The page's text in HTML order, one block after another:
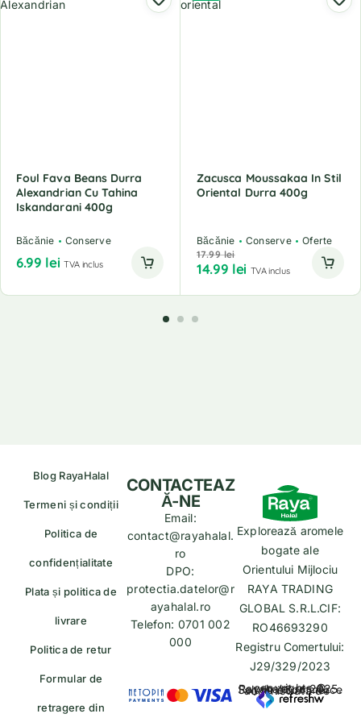
Foul Fava Beans Durra
Alexandrian Cu Tahina
Iskandarani 400g
Băcănie Conserve
6.99 lei TVA inclus
Zacusca Moussakaa In Stil
Oriental Durra 400g
Băcănie Conserve
Oferte
17.99lei
14.99 lei TVA inclus
Blog RayaHalal
Termeni și condiții
Politica de
confidențialitate
Plata și politica de
livrare
Politica de retur
Formular de
retragere din
Explorează aromele
bogate ale
Orientului Mijlociu
RAYA TRADING
GLOBAL S.R.L.CIF:
RO46693290
Registru Comertului:
J29/329/2023
copyrights © Rayahalal.ro 2025. Soluție eCommerce administrată de
CONTACTEAZ
Ă-NE
Email:
contact@rayahalal.
ro
DPO:
protectia.datelor@r
ayahalal.ro
Telefon: 0701 002
000